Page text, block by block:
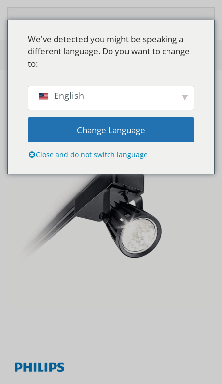
>Shop>Philips EcoStyle ST440T
We've detected you might be speaking a
different language. Do you want to change
to:
English
Change Language
Close and do not switch language